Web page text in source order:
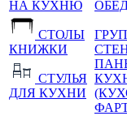
НА КУХНЮ
СТОЛЫ
КНИЖКИ
СТУЛЬЯ
ДЛЯ КУХНИ